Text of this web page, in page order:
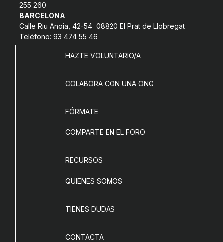
255 260
BARCELONA
Calle Riu Anoia, 42-54 08820 El Prat de Llobregat
Teléfono: 93 474 55 46
HAZTE VOLUNTARIO/A
COLABORA CON UNA ONG
FÓRMATE
COMPARTE EN EL FORO
RECURSOS
QUIENES SOMOS
TIENES DUDAS
CONTACTA